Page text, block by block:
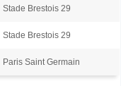
Stade Brestois 29
Stade Brestois 29
Paris Saint Germain